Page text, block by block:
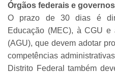
Órgãos federais e
O prazo de 30 dias é
Educação (MEC), à CGU
(AGU), que devem adotar
competências
Distrito Federal também